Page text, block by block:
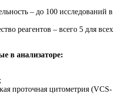
– до 100 исследований в
реагентов – всего 5 для всех
в анализаторе:
проточная цитометрия (VCS-